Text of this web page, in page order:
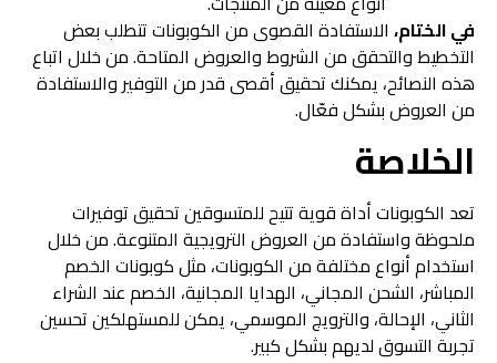
في الختام،الاستفادة القصوى من الكوبونات تتطلب بعض
التخطيط والتحقق من الشروط والعروض المتاحة. من خلال اتباع
هذه النصائح، يمكنك تحقيق أقصى قدر من التوفير والاستفادة
من العروض بشكل فعّال.
الخلاصة
تعد الكوبونات أداة قوية تتيح للمتسوقين تحقيق توفيرات
ملحوظة واستفادة من العروض الترويجية المتنوعة. من خلال
استخدام أنواع مختلفة من الكوبونات، مثل كوبونات الخصم
المباشر، الشحن المجاني، الهدايا المجانية، الخصم عند الشراء
الثاني، الإحالة، والترويج الموسمي، يمكن للمستهلكين تحسين
تجربة التسوق لديهم بشكل كبير.